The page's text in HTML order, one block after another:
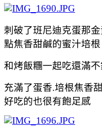
刺破了班尼迪克蛋那
點焦香甜鹹的蜜汁培根
和烤飯糰一起吃還滿
充滿了蛋香.培根焦香
好吃的也很有飽足感